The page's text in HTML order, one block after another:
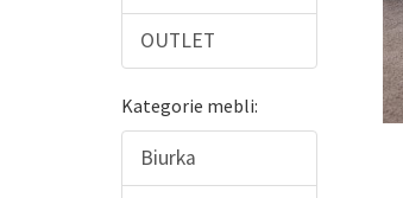
OUTLET
Kategorie mebli:
Biurka